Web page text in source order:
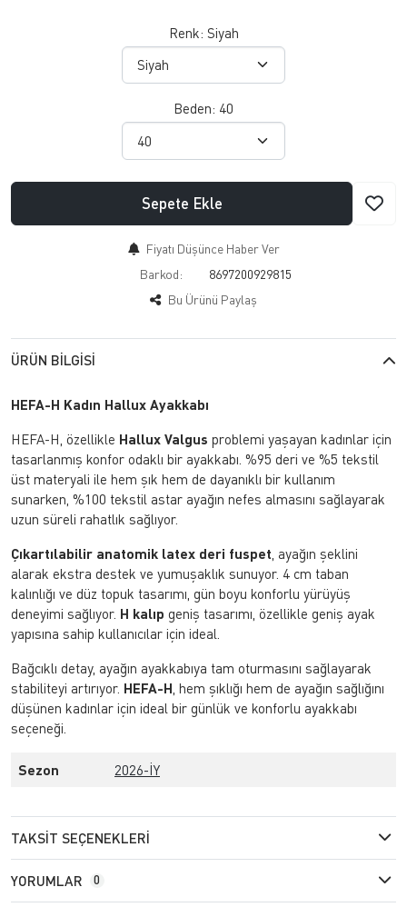
Renk: Siyah
Beden: 40
Sepete Ekle
Fiyatı Düşünce Haber Ver
Barkod:
8697200929815
Bu Ürünü Paylaş
ÜRÜN BILGISI
HEFA-H Kadın Hallux Ayakkabı
HEFA-H, özellikle Hallux Valgus problemi yaşayan kadınlar için
tasarlanmış konfor odaklı bir ayakkabı. %95 deri ve %5 tekstil
üst materyali ile hem şık hem de dayanıklı bir kullanım
sunarken, %100 tekstil astar ayağın nefes almasını sağlayarak
uzun süreli rahatlık sağlıyor.
Çıkartılabilir anatomik latex deri fuspet , ayağın şeklini
alarak ekstra destek ve yumuşaklık sunuyor. 4 cm taban
kalınlığı ve düz topuk tasarımı, gün boyu konforlu yürüyüş
deneyimi sağlıyor. H kalıp geniş tasarımı, özellikle geniş ayak
yapısına sahip kullanıcılar için ideal.
Bağcıklı detay, ayağın ayakkabıya tam oturmasını sağlayarak
stabiliteyi artırıyor. HEFA-H , hem şıklığı hem de ayağın sağlığını
düşünen kadınlar için ideal bir günlük ve konforlu ayakkabı
seçeneği.
Sezon 2026-İY
TAKSIT SEÇENEKLERI
YORUMLAR 0